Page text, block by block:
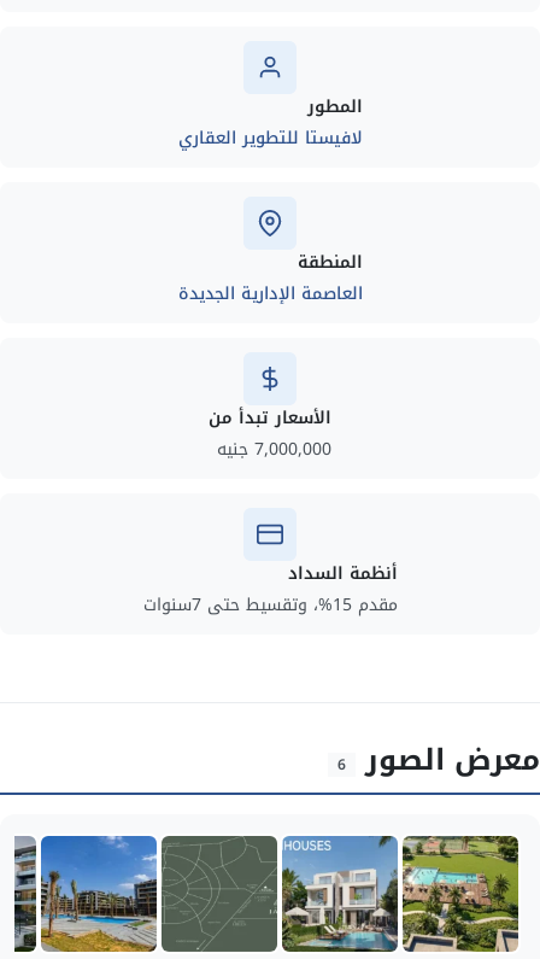
المطور
لافيستا للتطوير العقاري
المنطقة
العاصمة الإدارية الجديدة
الأسعار تبدأ من
7,000,000 جنيه
أنظمة السداد
مقدم 15%، وتقسيط حتى 7سنوات
معرض الصور 6